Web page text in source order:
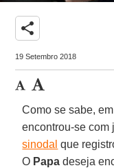
share
19 Setembro 2018
Como se sabe,
encontrou-se com
sinodal que
O Papa deseja